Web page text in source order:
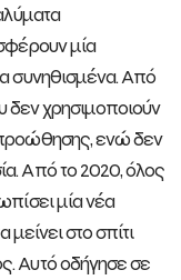
μία
συνηθισμένα. Από
δεν χρησιμοποιούν
ενώ δεν
Από το 2020, όλος
μία νέα
στο σπίτι
Αυτό οδήγησε σε